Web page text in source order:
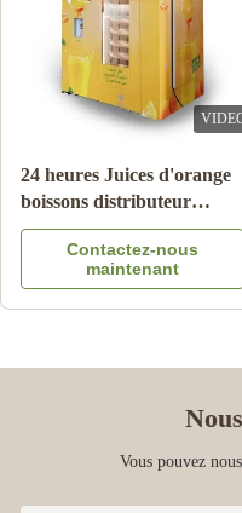
24 heures Juices d'orange
boissons distributeur
automatique
Contactez-nous
maintenant
Vous pouvez